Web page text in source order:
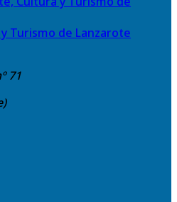
Turismo de Lanzarote
71